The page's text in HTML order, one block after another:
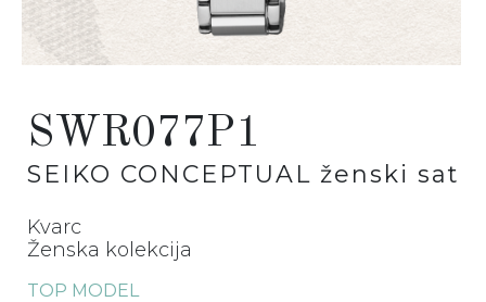
SWR077P1
SEIKO CONCEPTUAL ženski sat
Kvarc
Ženska kolekcija
TOP MODEL